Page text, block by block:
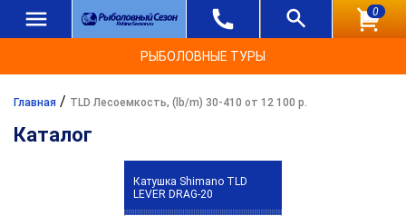
0
РЫБОЛОВНЫЕ ТУРЫ
Главная / TLD Лесоемкость, (lb/m) 30-410 от 12 100 р.
Каталог
Катушка Shimano TLD
LEVER DRAG-20